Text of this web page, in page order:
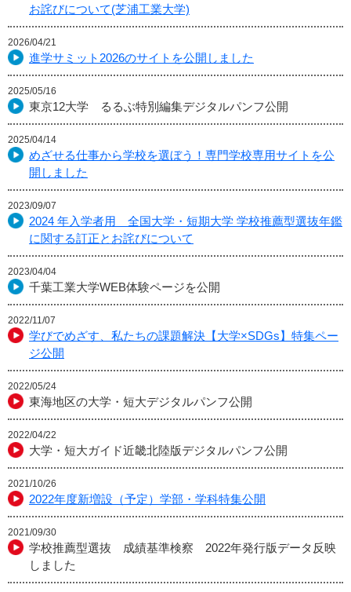
お詫びについて(芝浦工業大学)
2026/04/21
進学サミット2026のサイトを公開しました
2025/05/16
東京12大学 るるぶ特別編集デジタルパンフ公開
2025/04/14
めざせる仕事から学校を選ぼう！専門学校専用サイトを公
開しました
2023/09/07
2024 年入学者用 全国大学・短期大学 学校推薦型選抜年鑑
に関する訂正とお詫びについて
2023/04/04
千葉工業大学WEB体験ページを公開
2022/11/07
学びでめざす、私たちの課題解決【大学×SDGs】特集ペー
ジ公開
2022/05/24
東海地区の大学・短大デジタルパンフ公開
2022/04/22
大学・短大ガイド近畿北陸版デジタルパンフ公開
2021/10/26
2022年度新増設（予定）学部・学科特集公開
2021/09/30
学校推薦型選抜 成績基準検察 2022年発行版データ反映
しました